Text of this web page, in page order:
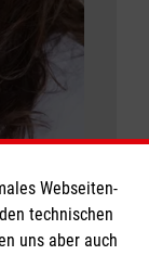
Webseiten-
technischen
uns aber auch